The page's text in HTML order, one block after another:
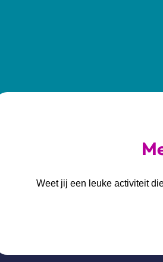
Weet jij een leuke activiteit